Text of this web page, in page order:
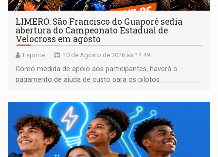
LIMERO: São Francisco do Guaporé sedia
abertura do Campeonato Estadual de
Velocross em agosto
Esporte 10 de Agosto de 2026 às 14:49
Como medida de apoio aos participantes, haverá o
pagamento de ajuda de custo para os pilotos